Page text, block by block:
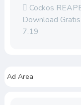
Cockos
Download Gratis
7.19
Ad Area